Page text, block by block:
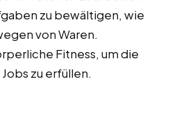
zu bewältigen, wie
von Waren.
Fitness, um die
zu erfüllen.